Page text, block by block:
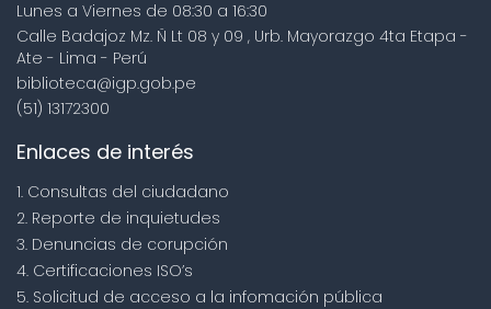
Lunes a Viernes de 08:30 a 16:30
Calle Badajoz Mz. Ñ Lt 08 y 09 , Urb. Mayorazgo 4ta Etapa -
Ate - Lima - Perú
biblioteca@igp.gob.pe
(51) 13172300
Enlaces de interés
1. Consultas del ciudadano
2. Reporte de inquietudes
3. Denuncias de corupción
4. Certificaciones ISO’s
5. Solicitud de acceso a la infomación pública